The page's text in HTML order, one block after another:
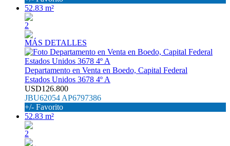
52.83 m²
2
MÁS DETALLES
Departamento en Venta en Boedo, Capital Federal
Estados Unidos 3678 4º A
USD126.800
JBU62054 AP6797386
+/- Favorito
52.83 m²
2